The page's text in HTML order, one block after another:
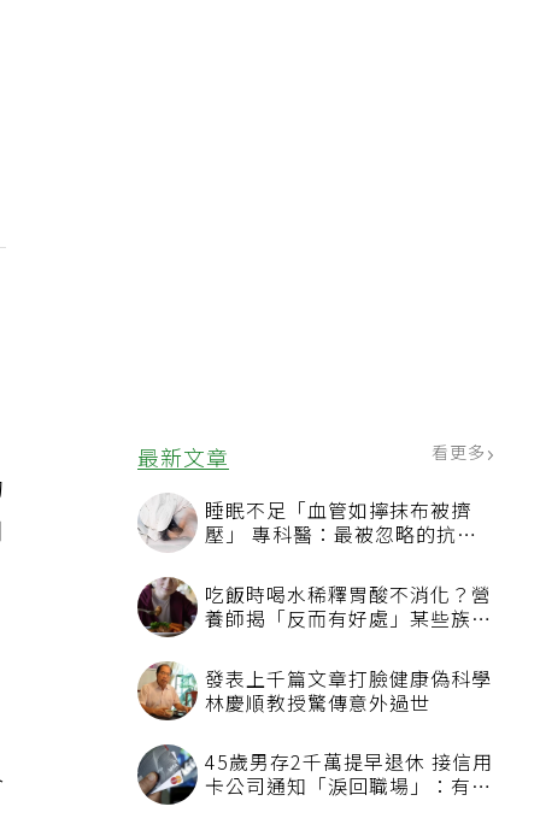
最新文章 看更多
睡眠不足「血管如擰抹布被擠
壓」 專科醫：最被忽略的抗老
吃飯時喝水稀釋胃酸不消化？營
養師揭「反而有好處」某些族群
發表上千篇文章打臉健康偽科學
林慶順教授驚傳意外過世
45歲男存2千萬提早退休 接信用
卡公司通知「淚回職場」：有錢